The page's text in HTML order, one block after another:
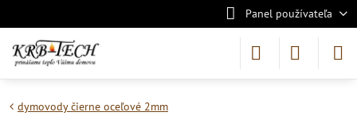
Panel používateľa
dymovody čierne oceľové 2mm